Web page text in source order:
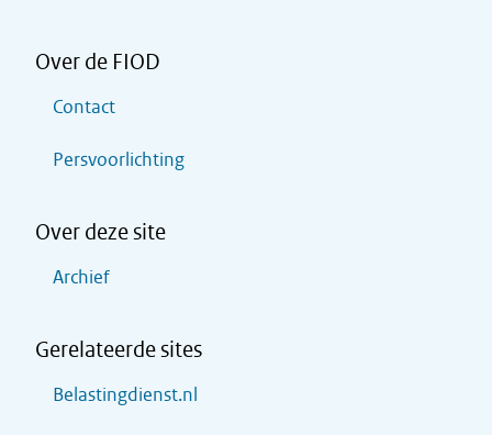
Over de FIOD
Contact
Persvoorlichting
Over deze site
Archief
Gerelateerde sites
Belastingdienst.nl